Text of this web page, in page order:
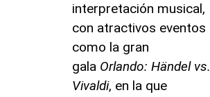
interpretación musical,
con atractivos eventos
como la gran
gala Orlando: Händel vs.
Vivaldi, en la que